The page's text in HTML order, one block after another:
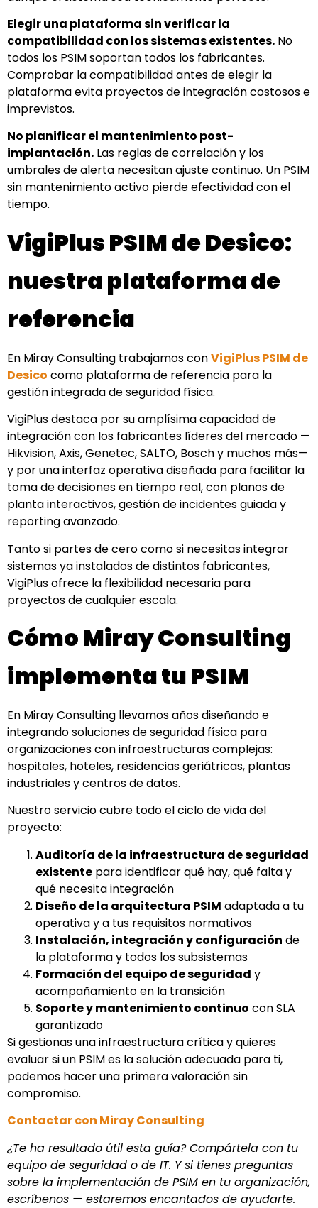
Elegir una plataforma sin verificar la
compatibilidad con los sistemas existentes. No
todos los PSIM soportan todos los fabricantes.
Comprobar la compatibilidad antes de elegir la
plataforma evita proyectos de integración costosos e
imprevistos.
No planificar el mantenimiento post-
implantación. Las reglas de correlación y los
umbrales de alerta necesitan ajuste continuo. Un PSIM
sin mantenimiento activo pierde efectividad con el
tiempo.
VigiPlus PSIM de Desico:
nuestra plataforma de
referencia
En Miray Consulting trabajamos conVigiPlus PSIM de
Desico como plataforma de referencia para la
gestión integrada de seguridad física.
VigiPlus destaca por su amplísima capacidad de
integración con los fabricantes líderes del mercado —
Hikvision, Axis, Genetec, SALTO, Bosch y muchos más—
y por una interfaz operativa diseñada para facilitar la
toma de decisiones en tiempo real, con planos de
planta interactivos, gestión de incidentes guiada y
reporting avanzado.
Tanto si partes de cero como si necesitas integrar
sistemas ya instalados de distintos fabricantes,
VigiPlus ofrece la flexibilidad necesaria para
proyectos de cualquier escala.
Cómo Miray Consulting
implementa tu PSIM
En Miray Consulting llevamos años diseñando e
integrando soluciones de seguridad física para
organizaciones con infraestructuras complejas:
hospitales, hoteles, residencias geriátricas, plantas
industriales y centros de datos.
Nuestro servicio cubre todo el ciclo de vida del
proyecto:
Auditoría de la infraestructura de seguridad
existente para identificar qué hay, qué falta y
qué necesita integración
Diseño de la arquitectura PSIM adaptada a tu
operativa y a tus requisitos normativos
Instalación, integración y configuración de
la plataforma y todos los subsistemas
Formación del equipo de seguridad y
acompañamiento en la transición
Soporte y mantenimiento continuo con SLA
garantizado
Si gestionas una infraestructura crítica y quieres
evaluar si un PSIM es la solución adecuada para ti,
podemos hacer una primera valoración sin
compromiso.
Contactar con Miray Consulting
¿Te ha resultado útil esta guía? Compártela con tu
equipo de seguridad o de IT. Y si tienes preguntas
sobre la implementación de PSIM en tu organización,
escríbenos — estaremos encantados de ayudarte.